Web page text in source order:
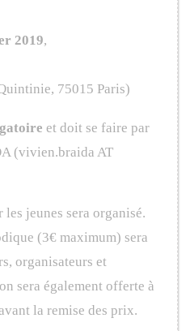
2019,
75015 Paris)
et doit se faire par
(vivien.braida AT
jeunes sera organisé.
(3€ maximum) sera
organisateurs et
sera également offerte à
la remise des prix.